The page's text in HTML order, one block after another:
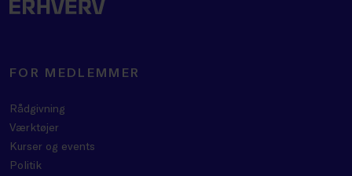
FOR MEDLEMMER
Rådgivning
Værktøjer
Kurser og events
Politik